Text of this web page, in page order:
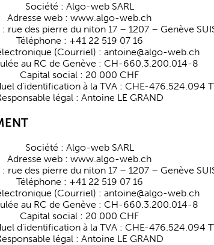
Société : Algo-web SARL
Adresse web : www.algo-web.ch
rue des pierre du niton 17 – 1207 – Genève
Téléphone : +41 22 519 07 16
(Courriel) : antoine@algo-web.ch
au RC de Genève : CH-660.3.200.014-8
Capital social : 20 000 CHF
d'identification à la TVA : CHE-476.524.094
légal : Antoine LE GRAND
Société : Algo-web SARL
Adresse web : www.algo-web.ch
rue des pierre du niton 17 – 1207 – Genève
Téléphone : +41 22 519 07 16
(Courriel) : antoine@algo-web.ch
au RC de Genève : CH-660.3.200.014-8
Capital social : 20 000 CHF
d'identification à la TVA : CHE-476.524.094
légal : Antoine LE GRAND